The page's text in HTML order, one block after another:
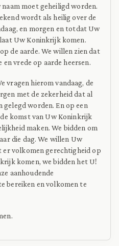
naam moet geheiligd worden.
wordt als heilig over de
en morgen en totdat Uw
Uw Koninkrijk komen.
de aarde. We willen zien dat
vrede op aarde heersen.
vragen hierom vandaag, de
met de zekerheid dat al
worden. En op een
komst van Uw Koninkrijk
maken. We bidden om
die dag. We willen Uw
er volkomen gerechtigheid op
komen, we bidden het U!
aanhoudende
bereiken en volkomen te